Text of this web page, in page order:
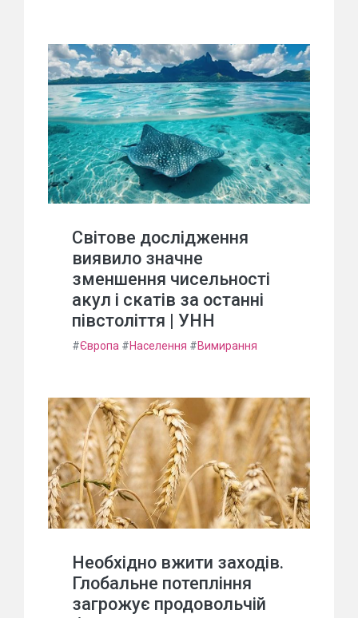
Світове дослідження
виявило значне
зменшення чисельності
акул і скатів за останні
півстоліття | УНН
#Європа #Населення #Вимирання
Необхідно вжити заходів.
Глобальне потепління
загрожує продовольчій